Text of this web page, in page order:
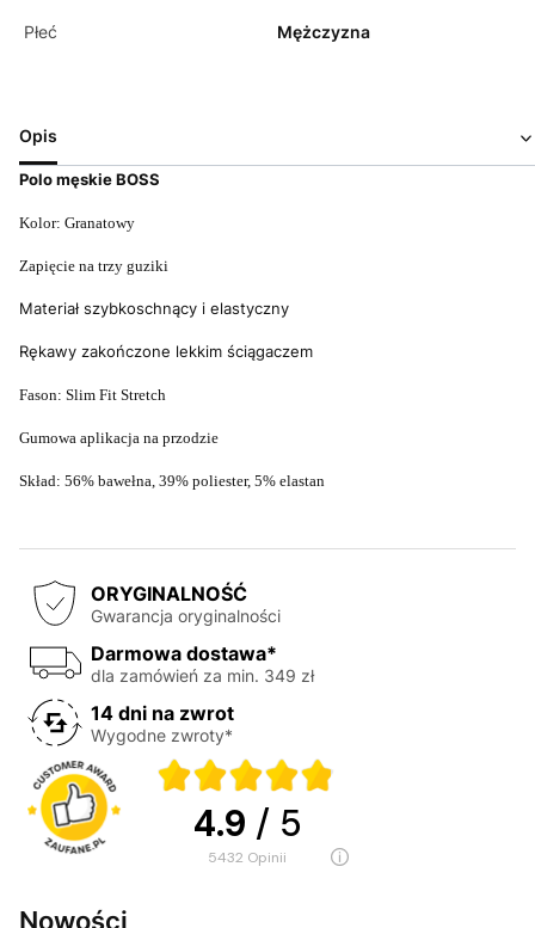
Płeć Mężczyzna
Opis
Polo męskie BOSS
Kolor: Granatowy
Zapięcie na trzy guziki
Materiał szybkoschnący i elastyczny
Rękawy zakończone lekkim ściągaczem
Fason: Slim Fit Stretch
Gumowa aplikacja na przodzie
Skład: 56% bawełna, 39% poliester, 5% elastan
ORYGINALNOŚĆ
Gwarancja oryginalności
Darmowa dostawa*
dla zamówień za min. 349 zł
14 dni na zwrot
Wygodne zwroty*
4.9 / 5
5432 opinii
Nowości